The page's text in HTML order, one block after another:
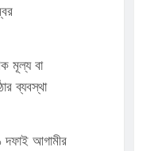
মূল্য বা
ব্যবস্থা
দফাই আগামীর